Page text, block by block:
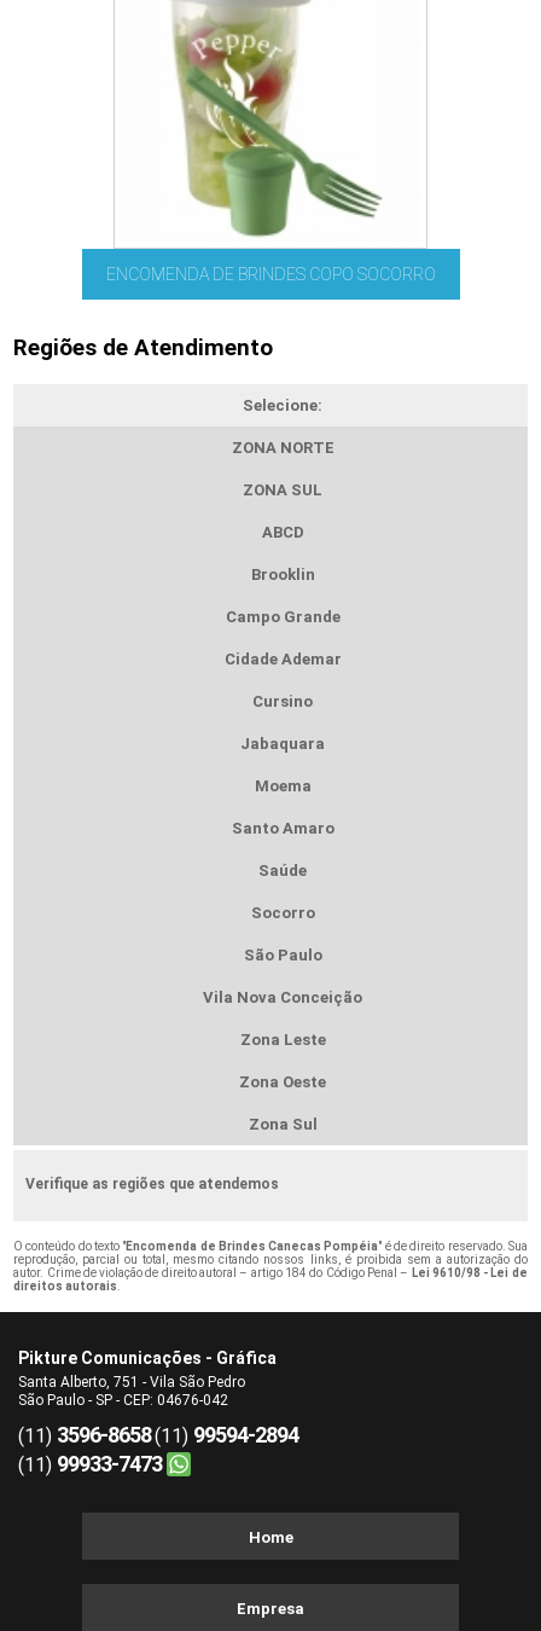
ENCOMENDA DE BRINDES COPO SOCORRO
Regiões de Atendimento
Selecione:
ZONA NORTE
ZONA SUL
ABCD
Brooklin
Campo Grande
Cidade Ademar
Cursino
Jabaquara
Moema
Santo Amaro
Saúde
Socorro
São Paulo
Vila Nova Conceição
Zona Leste
Zona Oeste
Zona Sul
Verifique as regiões que atendemos
O conteúdo do texto "Encomenda de Brindes Canecas Pompéia" é de direito reservado. Sua
reprodução, parcial ou total, mesmo citando nossos links, é proibida sem a autorização do
autor. Crime de violação de direito autoral – artigo 184 do Código Penal – Lei 9610/98 - Lei de
direitos autorais
Pikture Comunicações - Gráfica
Santa Alberto, 751 - Vila São Pedro
São Paulo - SP - CEP: 04676-042
(11) 3596-8658(11) 99594-2894
(11) 99933-7473
Home
Empresa